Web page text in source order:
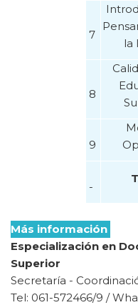
7
la
8
9
-
Más información
Especialización en
Superior
Secretaría -
Tel: 061-572466/9 /